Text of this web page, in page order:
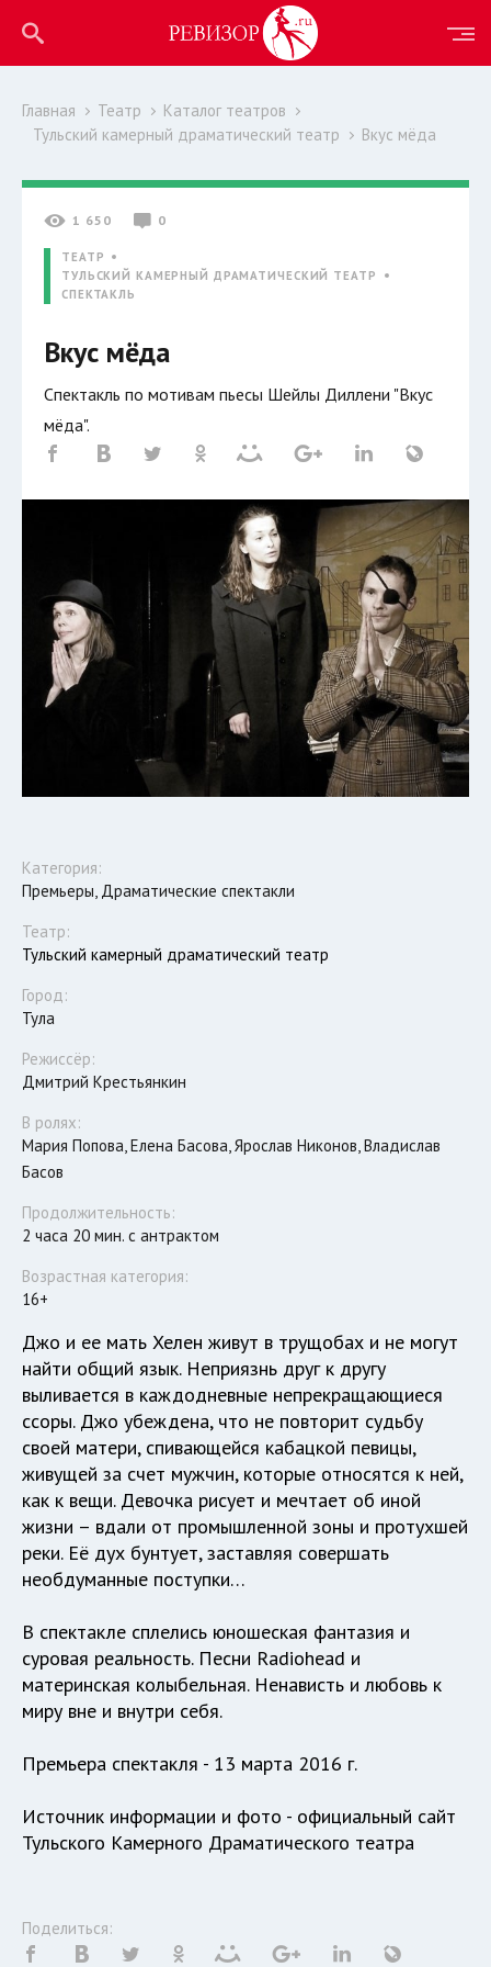
Главная Театр
Каталог театров
Тульский камерный драматический театр
Вкус мёда
1 650 0
ТЕАТР
ТУЛЬСКИЙ КАМЕРНЫЙ ДРАМАТИЧЕСКИЙ ТЕАТР
СПЕКТАКЛЬ
Вкус мёда
Спектакль по мотивам пьесы Шейлы Диллени "Вкус
мёда".
Категория:
Премьеры, Драматические спектакли
Театр:
Тульский камерный драматический театр
Город:
Тула
Режиссёр:
Дмитрий Крестьянкин
В ролях:
Мария Попова, Елена Басова, Ярослав Никонов, Владислав
Басов
Продолжительность:
2 часа 20 мин. с антрактом
Возрастная категория:
16+
Джо и ее мать Хелен живут в трущобах и не могут
найти общий язык. Неприязнь друг к другу
выливается в каждодневные непрекращающиеся
ссоры. Джо убеждена, что не повторит судьбу
своей матери, спивающейся кабацкой певицы,
живущей за счет мужчин, которые относятся к ней,
как к вещи. Девочка рисует и мечтает об иной
жизни – вдали от промышленной зоны и протухшей
реки. Её дух бунтует, заставляя совершать
необдуманные поступки…
В спектакле сплелись юношеская фантазия и
суровая реальность. Песни Radiohead и
материнская колыбельная. Ненависть и любовь к
миру вне и внутри себя.
Премьера спектакля - 13 марта 2016 г.
Источник информации и фото - официальный сайт
Тульского Камерного Драматического театра
Поделиться: